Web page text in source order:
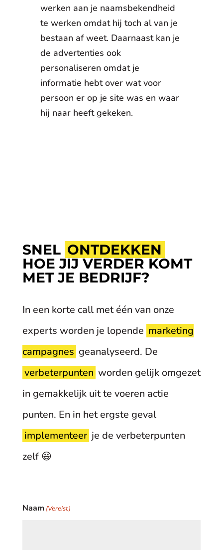
werken aan je naamsbekendheid
te werken omdat hij toch al van je
bestaan af weet. Daarnaast kan je
de advertenties ook
personaliseren omdat je
informatie hebt over wat voor
persoon er op je site was en waar
hij naar heeft gekeken.
SNEL ONTDEKKEN
HOE JIJ VERDER KOMT
MET JE BEDRIJF?
In een korte call met één van onze
experts worden je lopende marketing
campagnes geanalyseerd. De
verbeterpunten worden gelijk omgezet
in gemakkelijk uit te voeren actie
punten. En in het ergste geval
implementeer je de verbeterpunten
zelf 😃
Naam (Vereist)